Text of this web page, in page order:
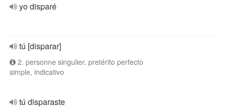
yo disparé
tú [disparar]
2. personne singulier, pretérito perfecto
simple, indicativo
tú disparaste